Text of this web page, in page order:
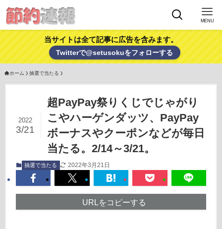
MENU
当サイトは全て記事に広告を含みます。
Twitterで@setusokuをフォローする
ホーム 抽選で当たる
超PayPay祭りくじでじゃがり
こやハーゲンダッツ、PayPay
ボーナスやクーポンなどが毎日
当たる。2/14～3/21。
2022
3/21
抽選で当たる 2022年3月21日
URLをコピーする